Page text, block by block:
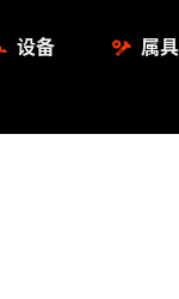
设备 属具